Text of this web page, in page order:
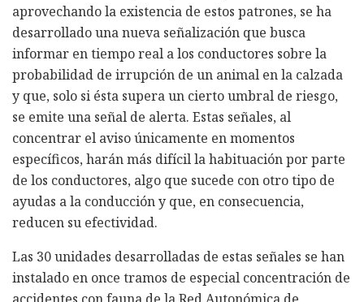
aprovechando la existencia de estos patrones, se ha
desarrollado una nueva señalización que busca
informar en tiempo real a los conductores sobre la
probabilidad de irrupción de un animal en la calzada
y que, solo si ésta supera un cierto umbral de riesgo,
se emite una señal de alerta. Estas señales, al
concentrar el aviso únicamente en momentos
específicos, harán más difícil la habituación por parte
de los conductores, algo que sucede con otro tipo de
ayudas a la conducción y que, en consecuencia,
reducen su efectividad.
Las 30 unidades desarrolladas de estas señales se han
instalado en once tramos de especial concentración de